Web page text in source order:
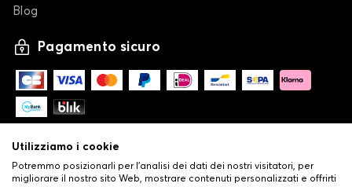
Blog
Pagamento sicuro
Utilizziamo i cookie
Potremmo posizionarli per l'analisi dei dati dei nostri visitatori, per
migliorare il nostro sito Web, mostrare contenuti personalizzati e offrirti